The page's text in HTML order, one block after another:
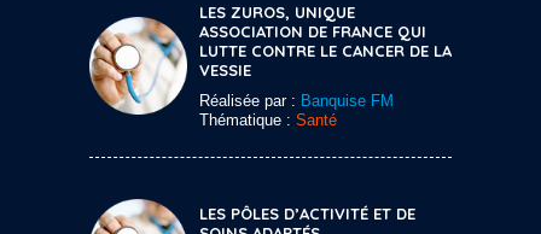
LES ZUROS, UNIQUE
ASSOCIATION DE FRANCE QUI
LUTTE CONTRE LE CANCER DE LA
VESSIE
Réalisée par : Banquise FM
Thématique : Santé
LES PÔLES D’ACTIVITÉ ET DE